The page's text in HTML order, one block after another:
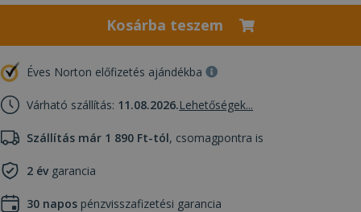
Kosárba teszem
Éves Norton előfizetés ajándékba
Várható szállítás: 11.08.2026.Lehetőségek...
Szállítás már 1 890 Ft-tól, csomagpontra is
2 évgarancia
30 napos pénzvisszafizetési garancia